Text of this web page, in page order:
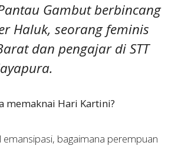
Gambut berbincang
Haluk, seorang feminis
dan pengajar di STT
memaknai Hari Kartini?
emansipasi, bagaimana perempuan